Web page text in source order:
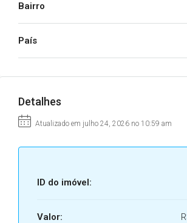
Bairro
País
Detalhes
Atualizado em julho 24, 2026 no 10:59 am
ID do imóvel:
Valor: